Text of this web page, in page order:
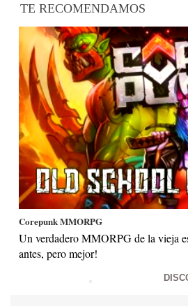
TE RECOMENDAMOS
Corepunk MMORPG
Un verdadero MMORPG de la vieja
antes, pero mejor!